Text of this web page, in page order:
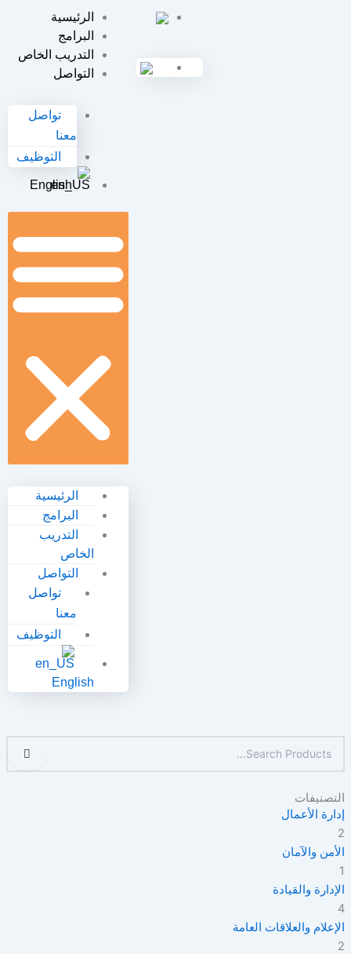
الرئيسية
البرامج
التدريب الخاص
التواصل
تواصل
معنا
التوظيف
English
الرئيسية
البرامج
التدريب
الخاص
التواصل
تواصل
معنا
التوظيف
English
التصنيفات
إدارة الأعمال
2
الأمن والآمان
الإدارة والقيادة
4
الإعلام والعلاقات العامة
2